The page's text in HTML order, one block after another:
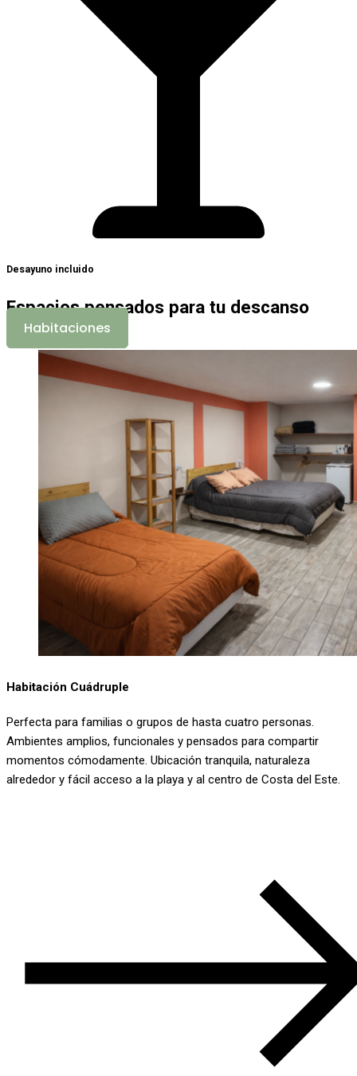
Desayuno incluido
Espacios pensados para tu descanso
Habitaciones
Habitación Cuádruple
Perfecta para familias o grupos de hasta cuatro personas.
Ambientes amplios, funcionales y pensados para compartir
momentos cómodamente. Ubicación tranquila, naturaleza
alrededor y fácil acceso a la playa y al centro de Costa del Este.